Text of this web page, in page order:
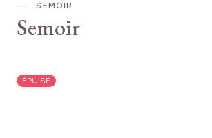
SEMOIR
Semoir
ÉPUISÉ